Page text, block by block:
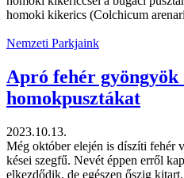
homoki kikerics (Colchicum
Nemzeti Parkjaink
Apró fehér
homokpusztákat
2023.10.13.
Még október elején is díszíti fehér
kései szegfű. Nevét éppen erről
elkezdődik, de egészen őszig